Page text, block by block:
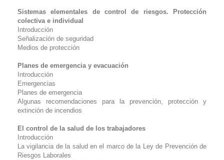
Sistemas elementales de control de riesgos. Protección
colectiva e individual
Introducción
Señalización de seguridad
Medios de protección
Planes de emergencia y evacuación
Introducción
Emergencias
Planes de emergencia
Algunas recomendaciones para la prevención, protección y
extinción de incendios
El control de la salud de los trabajadores
Introducción
La vigilancia de la salud en el marco de la Ley de Prevención de
Riesgos Laborales